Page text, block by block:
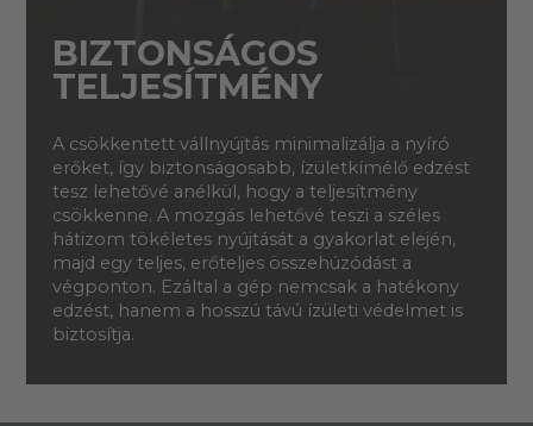
BIZTONSÁGOS
TELJESÍTMÉNY
A csökkentett vállnyújtás minimalizálja a nyíró
erőket, így biztonságosabb, ízületkímélő edzést
tesz lehetővé anélkül, hogy a teljesítmény
csökkenne. A mozgás lehetővé teszi a széles
hátizom tökéletes nyújtását a gyakorlat elején,
majd egy teljes, erőteljes összehúzódást a
végponton. Ezáltal a gép nemcsak a hatékony
edzést, hanem a hosszú távú ízületi védelmet is
biztosítja.